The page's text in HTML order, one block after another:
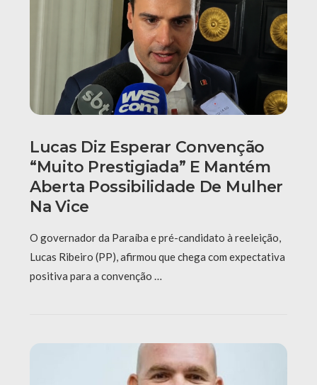
Lucas Diz Esperar Convenção
“muito Prestigiada” E Mantém
Aberta Possibilidade De Mulher
Na Vice
O governador da Paraíba e pré-candidato à reeleição,
Lucas Ribeiro (PP), afirmou que chega com expectativa
positiva para a convenção …